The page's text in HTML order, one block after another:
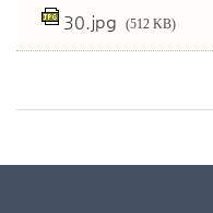
30.jpg (512 KB)